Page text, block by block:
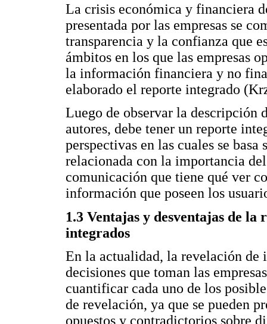
La crisis económica y financiera
presentada por las empresas se
transparencia y la confianza que
ámbitos en los que las empresas
la información financiera y no
elaborado el reporte integrado
Luego de observar la descripción
autores, debe tener un reporte
perspectivas en las cuales se
relacionada con la importancia
comunicación que tiene qué ver
información que poseen los
1.3 Ventajas y desventajas de
integrados
En la actualidad, la revelación de
decisiones que toman las
cuantificar cada uno de los
de revelación, ya que se pueden
opuestos y contradictorios sobre